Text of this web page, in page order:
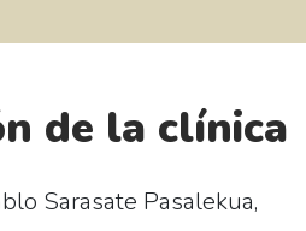
de la clínica
Sarasate Pasalekua,